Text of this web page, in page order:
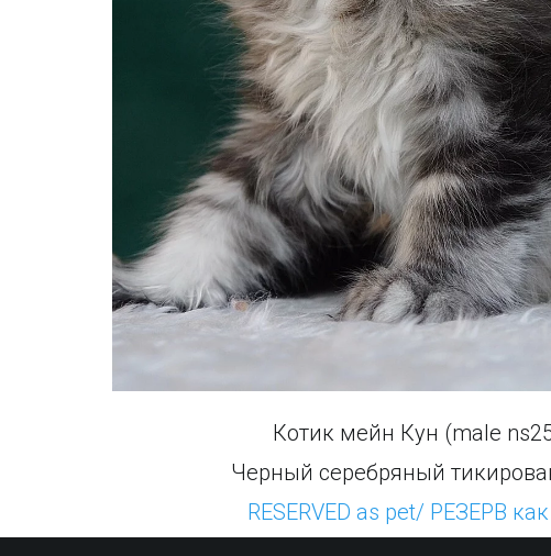
Котик мейн Кун (male
Черный серебряный
RESERVED as pet/ РЕЗЕРВ